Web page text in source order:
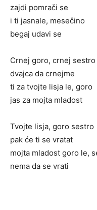
zajdi pomrači se
i ti jasnale, mesečino
begaj udavi se
Crnej goro, crnej sestro
dvajca da crnejme
ti za tvojte lisja le, goro
jas za mojta mladost
Tvojte lisja, goro sestro
pak će ti se vratat
mojta mladost goro le,
nema da se vrati